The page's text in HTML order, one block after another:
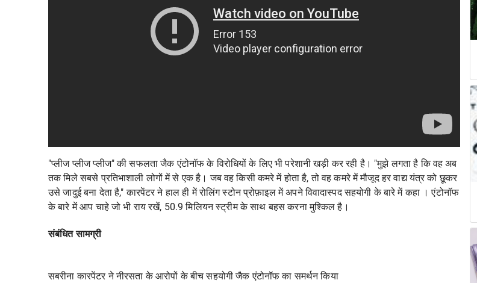
"प्लीज प्लीज प्लीज" की सफलता जैक एंटोनॉफ के विरोधियों के लिए भी परेशानी खड़ी कर रही है। "मुझे लगता है कि वह अब
तक मिले सबसे प्रतिभाशाली लोगों में से एक है। जब वह किसी कमरे में होता है, तो वह कमरे में मौजूद हर वाद्य यंत्र को छूकर
उसे जादुई बना देता है," कारपेंटर ने हाल ही मेंरोलिंग स्टोनप्रोफ़ाइल में अपनेविवादास्पद सहयोगी के बारे में कहा । एंटोनॉफ
के बारे में आप चाहे जो भी राय रखें, 50.9 मिलियन स्ट्रीम के साथ बहस करना मुश्किल है।
संबंधित सामग्री
सबरीना कारपेंटर ने नीरसता के आरोपों के बीच सहयोगी जैक एंटोनॉफ का समर्थन किया